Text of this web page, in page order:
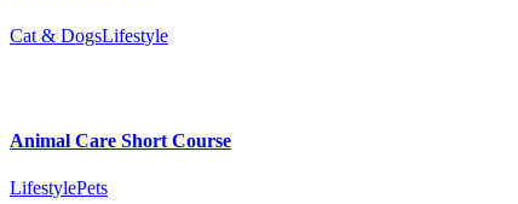
Cat & DogsLifestyle
Animal Care Short Course
LifestylePets